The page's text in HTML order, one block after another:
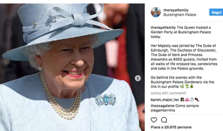
CONCORSI
EVENTI
VIDEO